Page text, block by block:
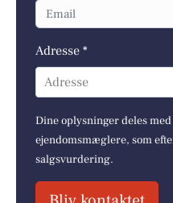
Adresse *
Adresse
Dine oplysninger deles
ejendomsmæglere, som
salgsvurdering.